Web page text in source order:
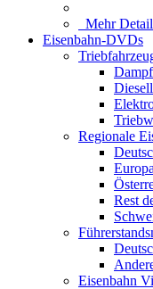
Mehr
Eisenbahn-DVDs
Regionale
Europa
Rest
Eisenbahn